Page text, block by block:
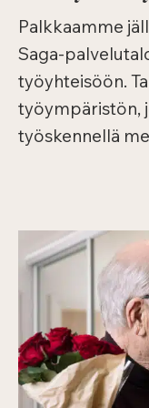
Palkkaamme
Saga-
työyhteisöön.
työympäristön,
työskennellä